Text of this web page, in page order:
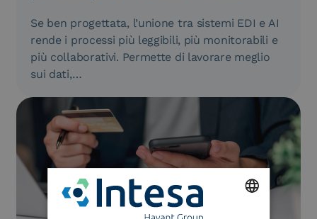
Se ben progettata, l’unione tra sistemi EDI e AI
rende i processi più leggibili, più monitorabili e
più collaborativi. Permette di lavorare meglio
sui dati,…